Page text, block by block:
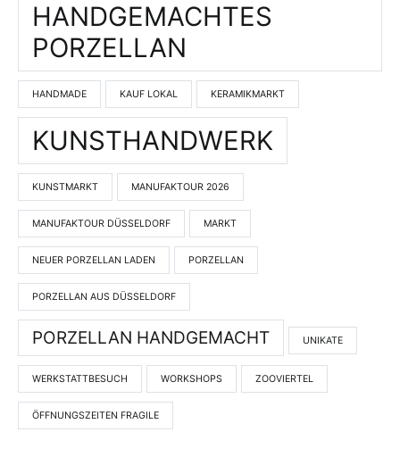
HANDGEMACHTES
PORZELLAN
HANDMADE KAUF LOKAL KERAMIKMARKT
KUNSTHANDWERK
KUNSTMARKT MANUFAKTOUR 2026
MANUFAKTOUR DÜSSELDORF MARKT
NEUER PORZELLAN LADEN PORZELLAN
PORZELLAN AUS DÜSSELDORF
PORZELLAN HANDGEMACHT UNIKATE
WERKSTATTBESUCH WORKSHOPS ZOOVIERTEL
ÖFFNUNGSZEITEN FRAGILE